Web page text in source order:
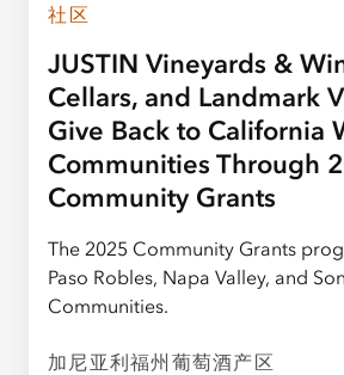
社区
JUSTIN Vineyards &
Cellars, and Landmark
Give Back to California
Communities Through
Community Grants
The 2025 Community Grants
Paso Robles, Napa Valley, and
Communities.
加尼亚利福州葡萄酒产区